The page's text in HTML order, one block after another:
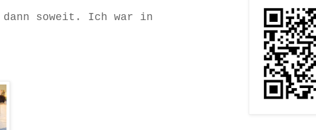
soweit. Ich war in